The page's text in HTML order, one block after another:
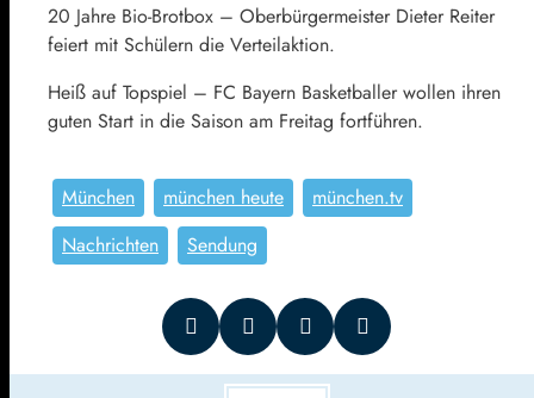
20 Jahre Bio-Brotbox – Oberbürgermeister Dieter Reiter
feiert mit Schülern die Verteilaktion.
Heiß auf Topspiel – FC Bayern Basketballer wollen ihren
guten Start in die Saison am Freitag fortführen.
München münchen heute
münchen.tv
Nachrichten
Sendung